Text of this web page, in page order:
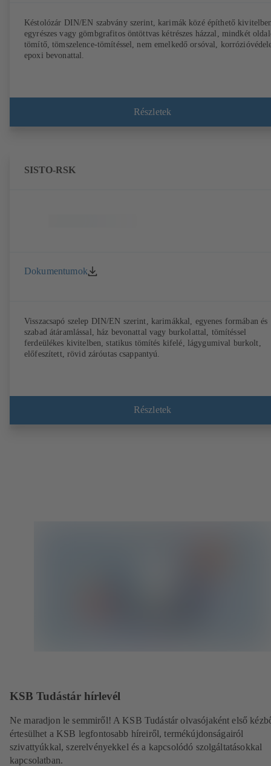
Késtolózár DIN/EN szabvány szerint, karimák közé építhető
egyrészes vagy gömbgrafitos öntöttvas kétrészes házzal, mindkét
tömítő, tömszelence-tömítéssel, nem emelkedő orsóval,
epoxi bevonattal.
Részletek
SISTO-RSK
Dokumentumok
Visszacsapó szelep DIN/EN szerint, karimákkal, egyenes formában és
szabad átáramlással, ház bevonattal vagy burkolattal, tömítéssel
ferdeülékes kivitelben, statikus tömítés kifelé, lágygumival burkolt,
előfeszített, rövid záróutas csappantyú.
Részletek
KSB Tudástár hírlevél
Ne maradjon le semmiről! A KSB Tudástár olvasójaként első
értesülhet a KSB legfontosabb híreiről, termékújdonságairól
szivattyúkkal, szerelvényekkel és a kapcsolódó szolgáltatásokkal
kapcsolatban.